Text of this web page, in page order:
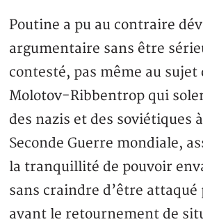
Poutine a pu au contraire
argumentaire sans être
contesté, pas même au sujet
Molotov-Ribbentrop qui
des nazis et des soviétiques
Seconde Guerre mondiale,
la tranquillité de pouvoir
sans craindre d’être attaqué
avant le retournement de